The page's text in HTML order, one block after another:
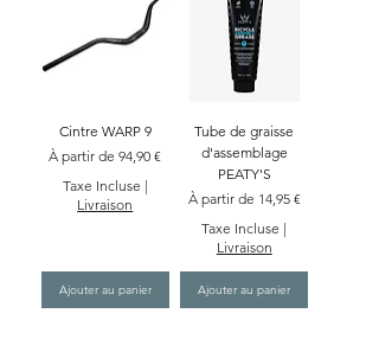
Cintre WARP 9
À partir de94,90 €
Prix promotionnel
Taxe Incluse |
Livraison
Ajouter au panier
Tube de graisse
d'assemblage
PEATY'S
À partir de 14,95 €
Prix promotionnel
Taxe Incluse |
Livraison
Ajouter au panier